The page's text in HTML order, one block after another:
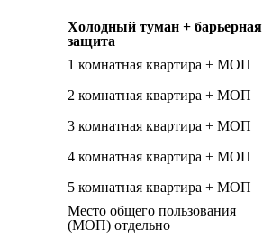
Холодный туман + барьерная
защита
1 комнатная квартира + МОП
2 комнатная квартира + МОП
3 комнатная квартира + МОП
4 комнатная квартира + МОП
5 комнатная квартира + МОП
Место общего пользования
(МОП) отдельно